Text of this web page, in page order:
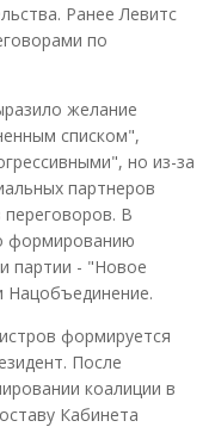
Ранее Левитс
по
желание
списком",
но из-за
партнеров
В
формированию
партии - "Новое
Нацобъединение.
формируется
После
коалиции в
Кабинета